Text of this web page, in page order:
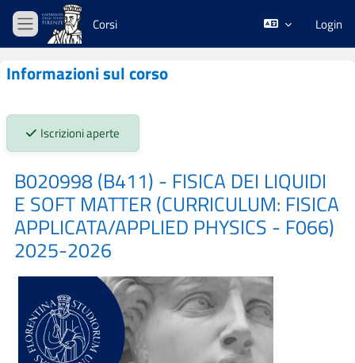
Vai al contenuto principale
Pannello laterale
Corsi Login
Informazioni sul corso
Stato iscrizioni:
Iscrizioni aperte
B020998 (B411) - FISICA DEI LIQUIDI
E SOFT MATTER (CURRICULUM: FISICA
APPLICATA/APPLIED PHYSICS - F066)
2025-2026